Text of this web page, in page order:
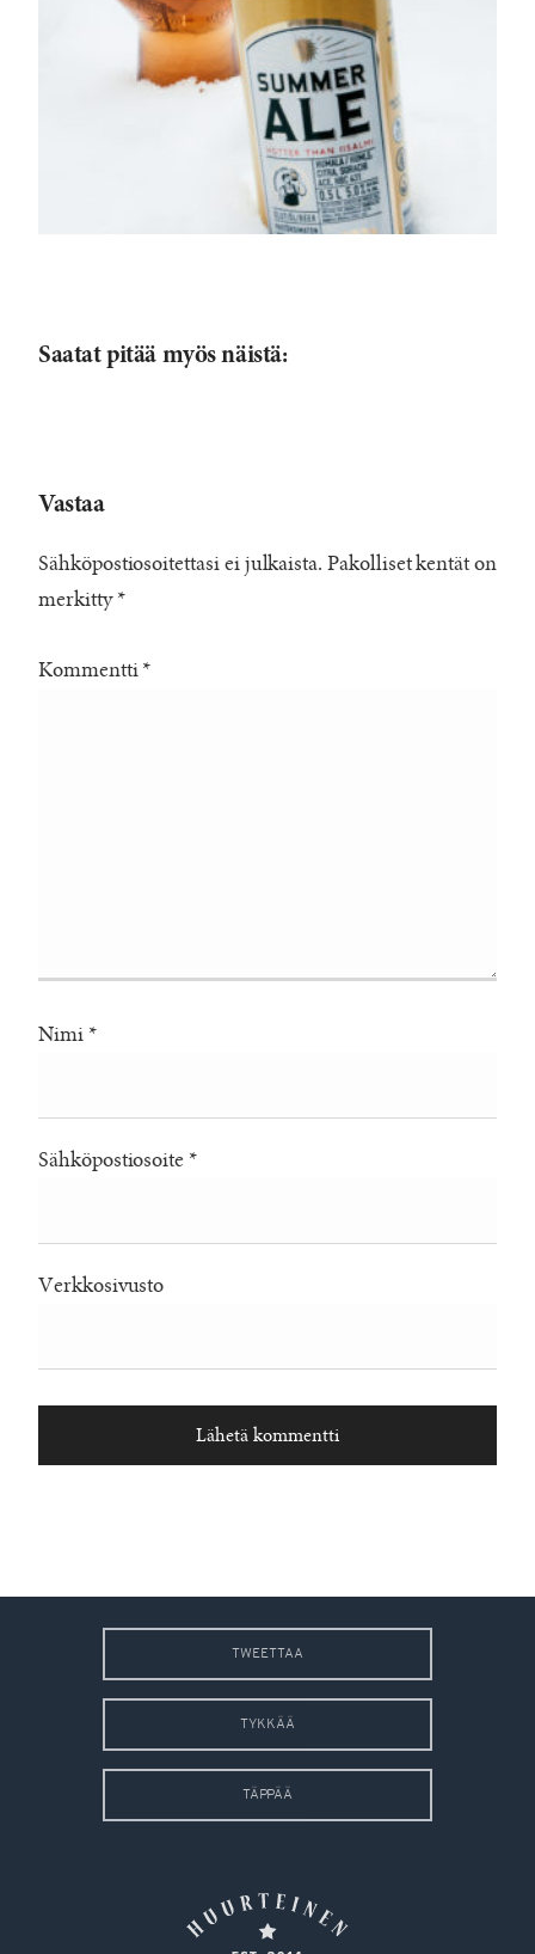
Saatat pitää myös näistä:
Vastaa
Sähköpostiosoitettasi ei julkaista. Pakolliset kentät on
merkitty *
Kommentti *
Nimi *
Sähköpostiosoite *
Verkkosivusto
TWEETTAA
TYKKÄÄ
TÄPPÄÄ